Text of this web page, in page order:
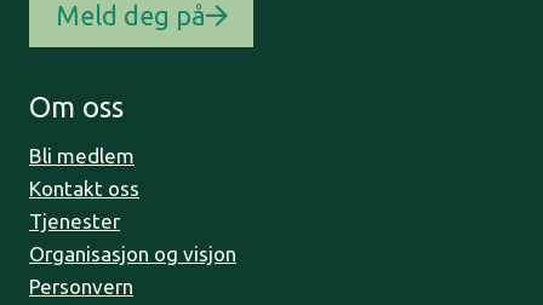
Meld deg på
Om oss
Bli medlem
Kontakt oss
Tjenester
Organisasjon og visjon
Personvern